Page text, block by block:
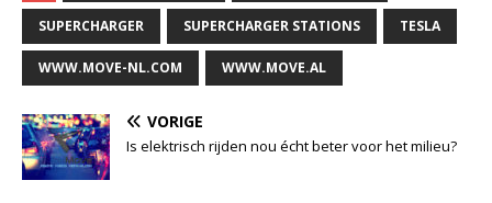
SUPERCHARGER SUPERCHARGER STATIONS TESLA
WWW.MOVE-NL.COM WWW.MOVE.AL
VORIGE
Is elektrisch rijden nou écht beter voor het milieu?